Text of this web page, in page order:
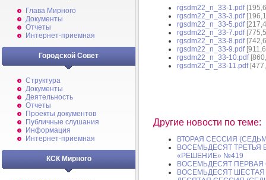
Глава Мирного
Документы
Отчеты
Интернет-приемная
Городской Совет
Структура
Документы
Деятельность
Отчеты
Проекты документов
Публичные слушания
Информация
Интернет-приемная
КСК Мирного
rgsdm22_n_33-1.pdf
rgsdm22_n_33-3.pdf
rgsdm22_n_33-5.pdf
rgsdm22_n_33-7.pdf
rgsdm22_n_33-8.pdf
rgsdm22_n_33-9.pdf
rgsdm22_n_33-10.pdf
rgsdm22_n_33-11.pdf
Другие новости по теме:
ВТОРАЯ СЕССИЯ
ВОСЕМЬДЕСЯТ
«РЕШЕНИЕ» №419
ВОСЕМЬДЕСЯТ
ВОСЕМЬДЕСЯТ